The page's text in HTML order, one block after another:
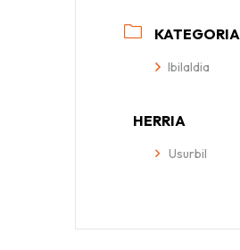
KATEGORIA
Ibilaldia
HERRIA
Usurbil